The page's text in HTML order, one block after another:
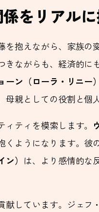
をリアルに
抱えながら、家族の
ながらも、経済的
ーン（ローラ・リニー）
親としての役割と個
ティを模索します。
ようになります。
） は、より感情的な
しています。ジェフ